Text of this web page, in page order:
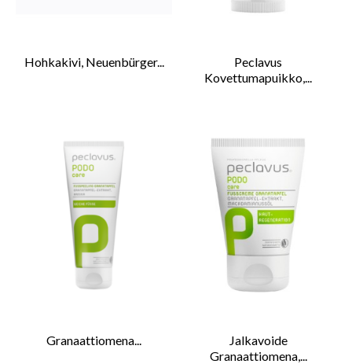
Hohkakivi, Neuenbürger...
Peclavus
Kovettumapuikko,...
Granaattiomena...
Jalkavoide
Granaattiomena,...